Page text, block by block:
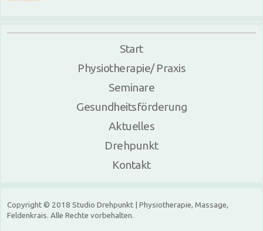
Start
Physiotherapie/ Praxis
Seminare
Gesundheitsförderung
Aktuelles
Drehpunkt
Kontakt
Copyright © 2018 Studio Drehpunkt | Physiotherapie, Massage,
Feldenkrais. Alle Rechte vorbehalten.